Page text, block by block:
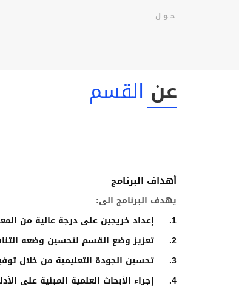
حول
عن القسم
أهداف البرنامج
يهدف البرنامج الى:
1. إعداد خريجين على درجة عالية من المعرفة والممارسة المبنية على الأدلة في مجالات الرعاية الصحية المختلقة.
2. تعزيز وضع القسم لتحسين وضعه التنافسي محلياً واقليمياً ودولياً في التعليم الجامعي.
3. تحسين الجودة التعليمية من خلال توفير مناهج وبيئة تعليمية متطورة.
4. إجراء الأبحاث العلمية المبنية على الأدلة والعمل على تطبيقها وتسويقها.